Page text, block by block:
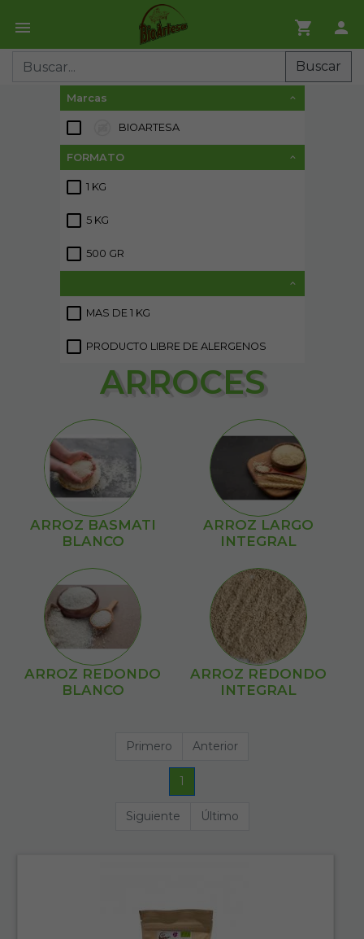
Buscar
Marcas
BIOARTESA
FORMATO
1 KG
5 KG
500 GR
MAS DE 1 KG
PRODUCTO LIBRE DE ALERGENOS
ARROCES
ARROZ BASMATI
BLANCO
ARROZ LARGO
INTEGRAL
ARROZ REDONDO
BLANCO
ARROZ REDONDO
INTEGRAL
Primero Anterior
1
Siguiente Último